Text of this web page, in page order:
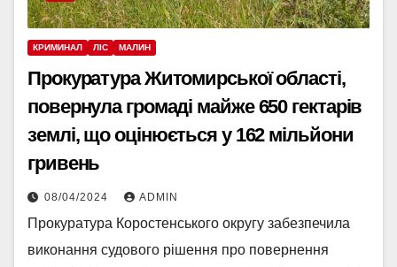
КРИМИНАЛ ЛІС МАЛИН
Прокуратура Житомирської області,
повернула громаді майже 650 гектарів
землі, що оцінюється у 162 мільйони
гривень
08/04/2024 ADMIN
Прокуратура Коростенського округу забезпечила
виконання судового рішення про повернення